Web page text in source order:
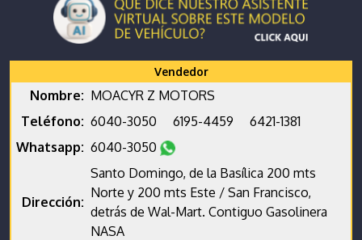
Vendedor
Nombre: MOACYR Z MOTORS
Teléfono: 6040-3050 6195-4459
6421-1381
Whatsapp: 6040-3050
Dirección:
Santo Domingo, de la Basílica 200 mts
Norte y 200 mts Este / San Francisco,
detrás de Wal-Mart. Contiguo Gasolinera
NASA